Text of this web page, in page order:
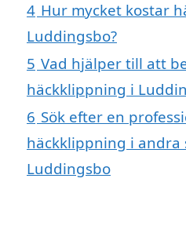
4 Hur mycket kostar
Luddingsbo?
5 Vad hjälper till att
häckklippning i
6 Sök efter en
häckklippning i andra
Luddingsbo